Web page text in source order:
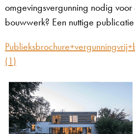
omgevingsvergunning nodig
bouwwerk? Een nuttige
(1)